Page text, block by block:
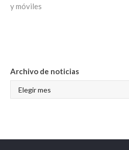
y móviles
Archivo de noticias